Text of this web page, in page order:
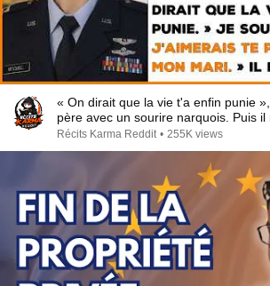
« On dirait que la vie t'a enfin punie
père avec un sourire narquois. Puis il
Récits Karma Reddit • 255K views